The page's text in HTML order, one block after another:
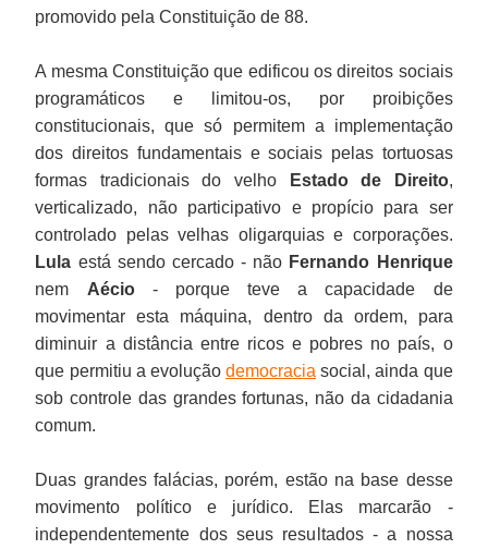
promovido pela Constituição de 88.
A mesma Constituição que edificou os direitos sociais
programáticos e limitou-os, por proibições
constitucionais, que só permitem a implementação
dos direitos fundamentais e sociais pelas tortuosas
formas tradicionais do velho
Estado de Direito,
verticalizado, não participativo e propício para ser
controlado pelas velhas oligarquias e corporações.
Lula está sendo cercado - não Fernando Henrique
nem Aécio- porque teve a capacidade de
movimentar esta máquina, dentro da ordem, para
diminuir a distância entre ricos e pobres no país, o
que permitiu a evoluçãodemocracia social, ainda que
sob controle das grandes fortunas, não da cidadania
comum.
Duas grandes falácias, porém, estão na base desse
movimento político e jurídico. Elas marcarão -
independentemente dos seus resultados - a nossa